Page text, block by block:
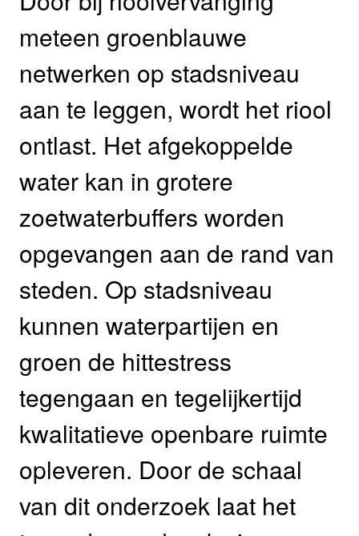
meteen groenblauwe
netwerken op stadsniveau
aan te leggen, wordt het riool
ontlast. Het afgekoppelde
water kan in grotere
zoetwaterbuffers worden
opgevangen aan de rand van
steden. Op stadsniveau
kunnen waterpartijen en
groen de hittestress
tegengaan en tegelijkertijd
kwalitatieve openbare ruimte
opleveren. Door de schaal
van dit onderzoek laat het